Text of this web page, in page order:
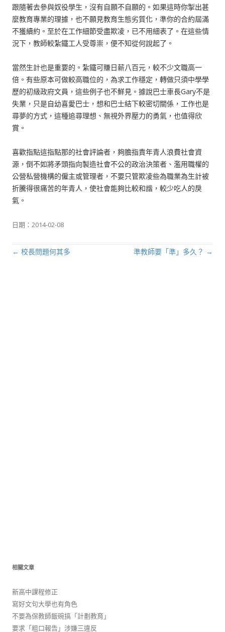
跟隨著去參與奴役學生，沒有自願不自願的。如果這時你掣出甚
麼教育專業的理據，也不願見教育生態劣質化，準你的合約屆滿
不獲續約。至於在工作細節受盡欺凌，已不用細表了。在這些情
況下，教師較紮鐵工人受尊崇，便不知從何說起了。
當然生計也是重要的。紮鐵可賺日薪八百元，較不少文職高一
倍。有些原本可做較高職位的，為求工作穩定，轉做只須中學學
歷的初級政府文員，這些例子也不鮮見。據說巴士車長Gary不是
失業，只是自幼喜愛巴士，想和巴士結下較密切關係，工作也是
尋夢的方式，這種追尋理想、無視外界壓力的勇氣，也值得欣
賞。
喜歡指點這指點那的社會評論者，夠膽指責年青人浪費社會資
源，倒不如將矛頭指向製造社會不公的政治決策者、濫用職權的
公營私營機構的僱主或管理者，不要只管欺凌些為職業為生計被
折騰得很痛苦的年青人，使社會能夠比較和諧，較少吃人的戾
氣。
日期： 2014-02-08
文章導航列
← 校長問題何其多 準教師要「準」多久？ →
相關文章
新高中課程修正
寫好文句大學也有角色
不要為保教師飯碗搞「計劃教育」
要求「粗口報告」涉嫌三違反